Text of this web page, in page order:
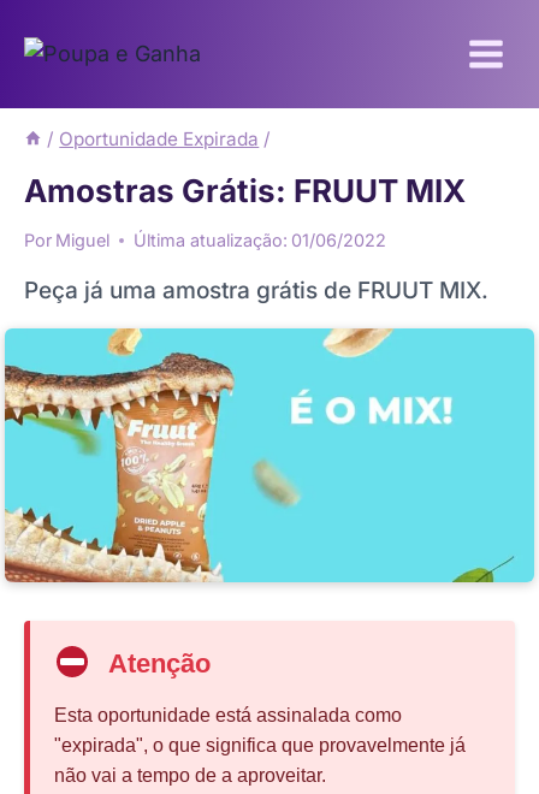
para
Conteúdo
/ Oportunidade Expirada /
Amostras Grátis: FRUUT MIX
Por Miguel Última atualização: 01/06/2022
Peça já uma amostra grátis de FRUUT MIX.
Atenção
Esta oportunidade está assinalada como
"expirada", o que significa que provavelmente já
não vai a tempo de a aproveitar.